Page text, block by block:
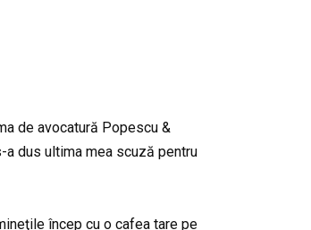
de avocatură Popescu &
a dus ultima mea scuză pentru
încep cu o cafea tare pe